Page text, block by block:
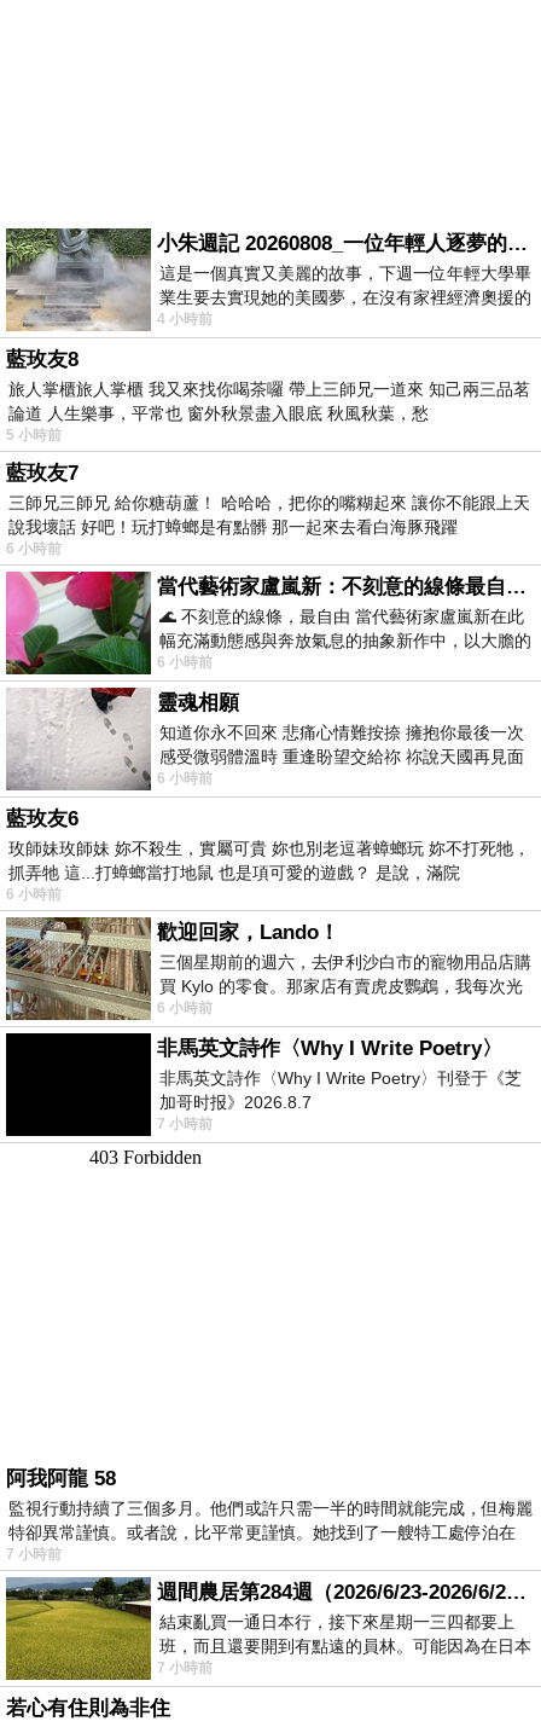
小朱週記 20260808_一位年輕人逐夢的真實故事
這是一個真實又美麗的故事，下週一位年輕大學畢
業生要去實現她的美國夢，在沒有家裡經濟奧援的
情況下，靠著自我努力工作累積出國基
4 小時前
藍玫友8
旅人掌櫃旅人掌櫃 我又來找你喝茶囉 帶上三師兄一道來 知己兩三品茗
論道 人生樂事，平常也 窗外秋景盡入眼底 秋風秋葉，愁
5 小時前
藍玫友7
三師兄三師兄 給你糖葫蘆！ 哈哈哈，把你的嘴糊起來 讓你不能跟上天
說我壞話 好吧！玩打蟑螂是有點髒 那一起來去看白海豚飛躍
6 小時前
當代藝術家盧嵐新：不刻意的線條最自由，讓色彩流動、筆觸自己說話
🌊 不刻意的線條，最自由 當代藝術家盧嵐新在此
幅充滿動態感與奔放氣息的抽象新作中，以大膽的
藍色顏料在白色畫布上揮灑、壓印與流淌
6 小時前
靈魂相願
知道你永不回來 悲痛心情難按捺 擁抱你最後一次
感受微弱體溫時 重逢盼望交給祢 祢說天國再見面
此刻忍淚說別離 他日靈魂再
6 小時前
藍玫友6
玫師妹玫師妹 妳不殺生，實屬可貴 妳也別老逗著蟑螂玩 妳不打死牠，
抓弄牠 這...打蟑螂當打地鼠 也是項可愛的遊戲？ 是說，滿院
6 小時前
歡迎回家，Lando！
三個星期前的週六，去伊利沙白市的寵物用品店購
買 Kylo 的零食。那家店有賣虎皮鸚鵡，我每次光
顧都會去看一下。他們偶爾會引進 C
6 小時前
非馬英文詩作〈Why I Write Poetry〉
非馬英文詩作〈Why I Write Poetry〉刊登于《芝
加哥时报》2026.8.7
7 小時前
阿我阿龍 58
監視行動持續了三個多月。他們或許只需一半的時間就能完成，但梅麗
特卻異常謹慎。或者說，比平常更謹慎。她找到了一艘特工處停泊在
7 小時前
週間農居第284週（2026/6/23-2026/6/24) 夏至 金黃稻浪洋溢豐收喜悅
結束亂買一通日本行，接下來星期一三四都要上
班，而且還要開到有點遠的員林。可能因為在日本
花不少錢，星期一出門上班時，心裡沒有一
7 小時前
若心有住則為非住